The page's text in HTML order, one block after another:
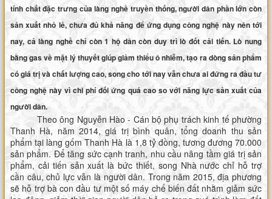
tính chất đặc trưng của làng nghề truyền thống, người dân phần lớn còn
sản xuất nhỏ lẻ, chưa đủ khả năng để ứng dụng công nghệ này nên tới
nay, cả làng nghề chỉ còn 1 hộ dân còn duy trì lò đốt cải tiến. Lò nung
bằng gas về mặt lý thuyết giúp giảm thiểu ô nhiễm, tạo ra dòng sản phẩm
có giá trị và chất lượng cao, song cho tới nay vẫn chưa ai đứng ra đầu tư
công nghệ này vì chi phí đối ứng quá cao so với năng lực sản xuất của
người dân.
Theo ông Nguyễn Hào - Cán bộ phụ trách kinh tế phường
Thanh Hà, năm 2014, giá trị bình quân, tổng doanh thu sản
phẩm tại làng gốm Thanh Hà là 1,8 tỷ đồng, tương đương 70.000
sản phẩm. Để tăng sức cạnh tranh, nhu cầu nâng tầm giá trị sản
phẩm, cải tiến sản xuất là bức thiết, song Nhà nước chỉ hỗ trợ
cần câu, chủ lực vẫn là người dân. Trong năm 2015, địa phương
sẽ hỗ trợ bà con đầu tư một số máy chế biến đất nhằm giảm sức